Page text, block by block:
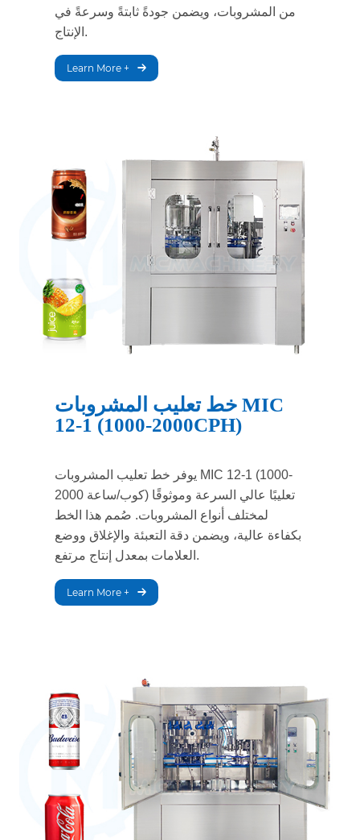
من المشروبات، ويضمن جودةً ثابتةً وسرعةً في
الإنتاج.
Learn More +
خط تعليب المشروبات MIC
12-1 (1000-2000CPH)
يوفر خط تعليب المشروبات MIC 12-1 (1000-
2000 كوب/ساعة) تعليبًا عالي السرعة وموثوقًا
لمختلف أنواع المشروبات. صُمم هذا الخط
بكفاءة عالية، ويضمن دقة التعبئة والإغلاق ووضع
العلامات بمعدل إنتاج مرتفع.
Learn More +